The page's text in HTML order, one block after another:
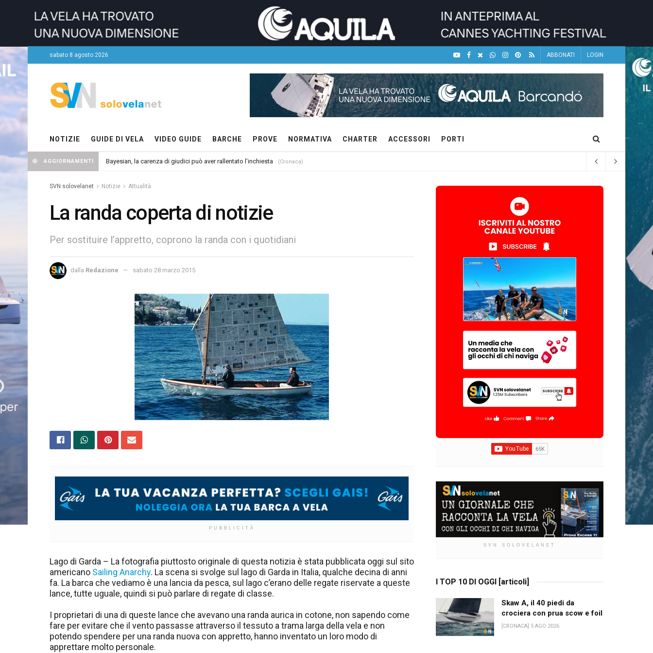
sabato 8 agosto 2026 ABBONATI LOGIN
NOTIZIE GUIDE DI VELA VIDEO GUIDE BARCHE PROVE NORMATIVA CHARTER ACCESSORI PORTI
AGGIORNAMENTI Bayesian, la carenza di giudici può aver rallentato l’inchiesta (Cronaca)
SVN solovelanet Notizie Attualità
La randa coperta di notizie
Per sostituire l’appretto, coprono la randa con i quotidiani
dalla Redazione sabato 28 marzo 2015
PUBBLICITÀ
Lago di Garda – La fotografia piuttosto originale di questa notizia è stata pubblicata oggi sul sito
americano Sailing Anarchy. La scena si svolge sul lago di Garda in Italia, qualche decina di anni
fa. La barca che vediamo è una lancia da pesca, sul lago c’erano delle regate riservate a queste
lance, tutte uguale, quindi si può parlare di regate di classe.
I proprietari di una di queste lance che avevano una randa aurica in cotone, non sapendo come
fare per evitare che il vento passasse attraverso il tessuto a trama larga della vela e non
potendo spendere per una randa nuova con appretto, hanno inventato un loro modo di
apprettare molto personale.
SVN SOLOVELANET
I TOP 10 DI OGGI [articoli]
Skaw A, il 40 piedi da
crociera con prua scow e foil
[CRONACA] 5 AGO 2026